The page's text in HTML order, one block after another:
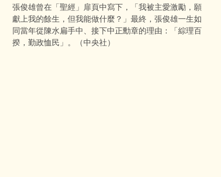
張俊雄曾在「聖經」扉頁中寫下，「我被主愛激勵，願
獻上我的餘生，但我能做什麼？」最終，張俊雄一生如
同當年從陳水扁手中、接下中正勳章的理由：「綜理百
揆，勤政恤民」。（中央社）